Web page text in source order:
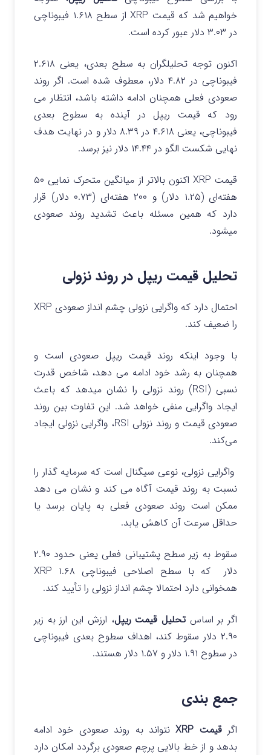
خواهیم شد که قیمت XRP از سطح ۱.۶۱۸ فیبوناچی
در ۳.۰۳ دلار عبور کرده است.
اکنون توجه تحلیلگران به سطح بعدی، یعنی ۲.۶۱۸
فیبوناچی در ۴.۸۲ دلار، معطوف شده است. اگر روند
صعودی فعلی همچنان ادامه داشته باشد، انتظار می
رود که قیمت ریپل در آینده به سطوح بعدی
فیبوناچی، یعنی ۴.۶۱۸ در ۸.۳۹ دلار و در نهایت هدف
نهایی شکست الگو در ۱۴.۴۴ دلار نیز برسد.
قیمت XRP اکنون بالاتر از میانگین متحرک نمایی ۵۰
هفته‌ای (۱.۲۵ دلار) و ۲۰۰ هفته‌ای (۰.۷۳ دلار) قرار
دارد که همین مسئله باعث تشدید روند صعودی
میشود.
تحلیل قیمت ریپل در روند نزولی
احتمال دارد که واگرایی نزولی چشم انداز صعودی XRP
را ضعیف کند.
با وجود اینکه روند قیمت ریپل صعودی است و
همچنان به رشد خود ادامه می دهد، شاخص قدرت
نسبی (RSI) روند نزولی را نشان میدهد که باعث
ایجاد واگرایی منفی خواهد شد. این تفاوت بین روند
صعودی قیمت و روند نزولی RSI، واگرایی نزولی ایجاد
می‌کند.
واگرایی نزولی، نوعی سیگنال است که سرمایه گذار را
نسبت به روند قیمت آگاه می کند و نشان می‌ دهد
ممکن است روند صعودی فعلی به پایان برسد یا
حداقل سرعت آن کاهش یابد.
سقوط به زیر سطح پشتیبانی فعلی یعنی حدود ۲.۹۰
دلار که با سطح اصلاحی فیبوناچی ۱.۶۸ XRP
همخوانی دارد احتمالا چشم انداز نزولی را تأیید کند.
اگر بر اساستحلیل قیمت ریپل، ارزش این ارز به زیر
۲.۹۰ دلار سقوط کند، اهداف سطوح بعدی فیبوناچی
در سطوح ۱.۹۱ دلار و ۱.۵۷ دلار هستند.
جمع بندی
اگرقیمت XRP
نتواند به روند صعودی خود ادامه
بدهد و از خط بالایی پرچم صعودی برگردد امکان دارد